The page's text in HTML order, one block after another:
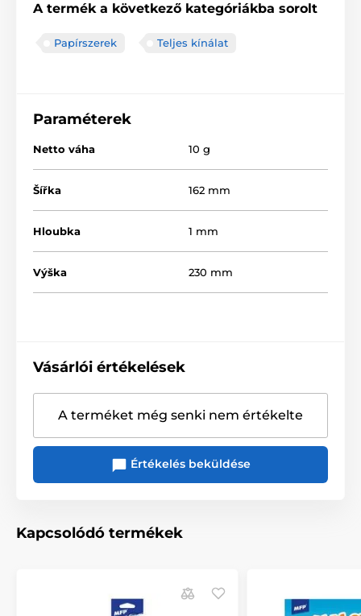
A termék a következő kategóriákba sorolt
Papírszerek Teljes kínálat
Paraméterek
Netto váha 10 g
Šířka 162 mm
Hloubka 1 mm
Výška 230 mm
Vásárlói értékelések
A terméket még senki nem értékelte
Értékelés beküldése
Kapcsolódó termékek